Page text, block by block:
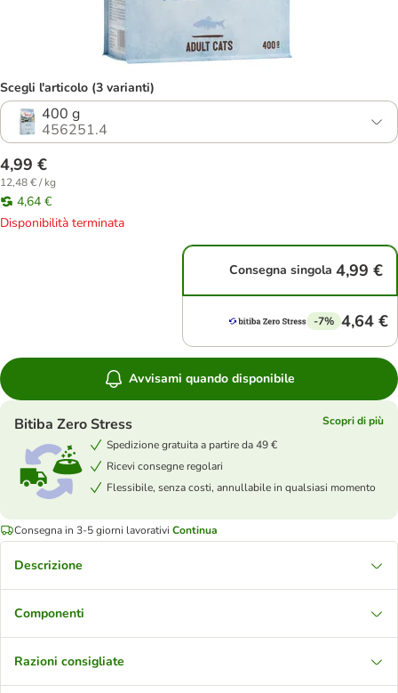
Scegli l'articolo (3 varianti)
400 g
456251.4
4,99 €
12,48 € / kg
4,64 €
Disponibilità terminata
Consegna singola 4,99 €
-7% 4,64 €
Avvisami quando disponibile
Bitiba Zero Stress
Scopri di più
Spedizione gratuita a partire da 49 €
Ricevi consegne regolari
Flessibile, senza costi, annullabile in qualsiasi momento
Consegna in 3-5 giorni lavorativi Continua
Descrizione
Componenti
Razioni consigliate